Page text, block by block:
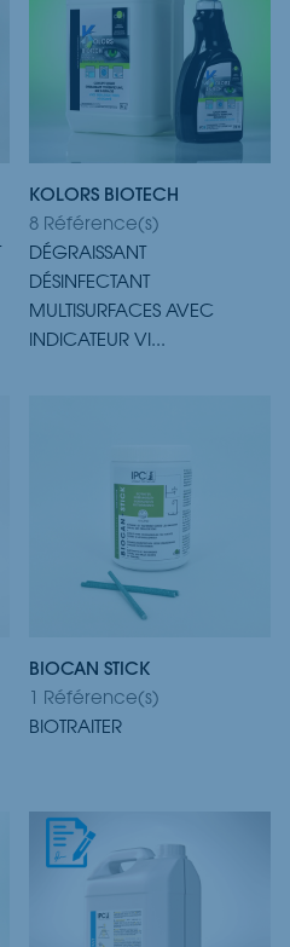
KOLORS BIOTECH
8 Référence(s)
DÉGRAISSANT
DÉSINFECTANT
MULTISURFACES AVEC
INDICATEUR VI...
BIOCAN STICK
1 Référence(s)
BIOTRAITER